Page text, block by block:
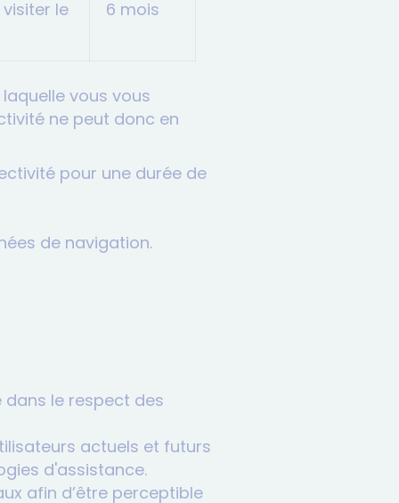
le 6 mois
vous vous
ne peut donc en
pour une durée de
de navigation.
le respect des
actuels et futurs
d'assistance.
afin d’être perceptible